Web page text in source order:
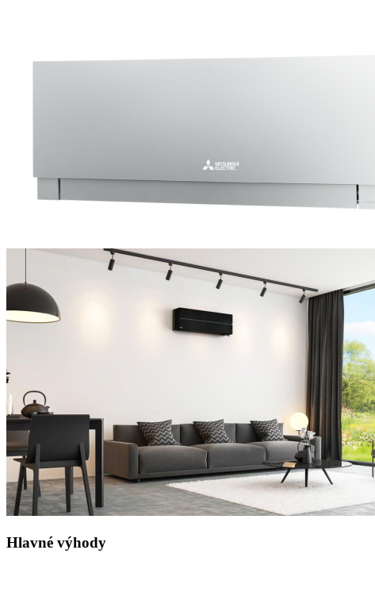
Hlavné výhody